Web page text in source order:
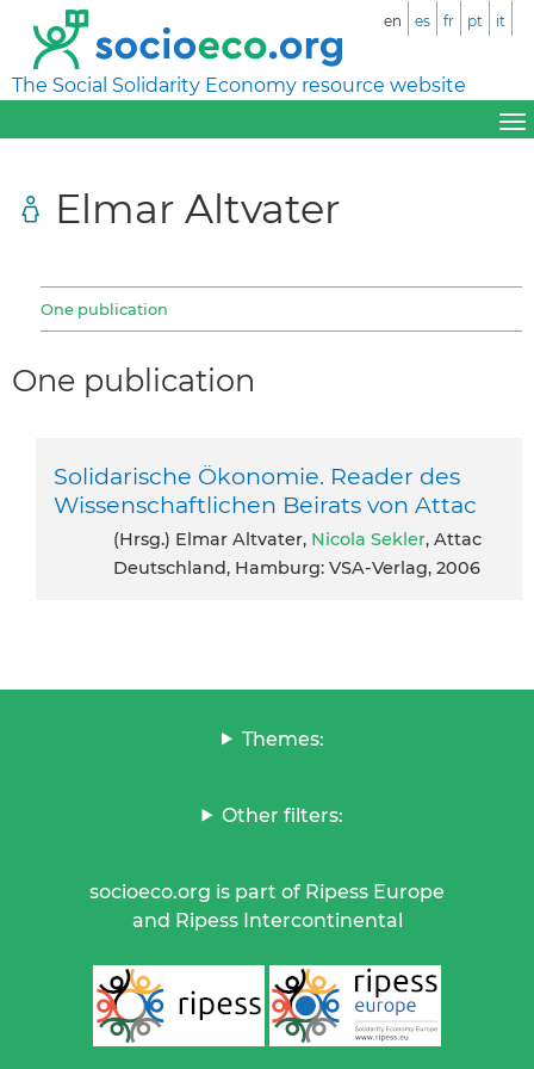
The Social Solidarity Economy resource website
en es fr pt it
Elmar Altvater
One publication
One publication
Solidarische Ökonomie. Reader des
Wissenschaftlichen Beirats von Attac
(Hrsg.) Elmar Altvater, Nicola Sekler, Attac
Deutschland, Hamburg: VSA-Verlag, 2006
Themes:
Other filters:
socioeco.org is part of Ripess Europe
and Ripess Intercontinental